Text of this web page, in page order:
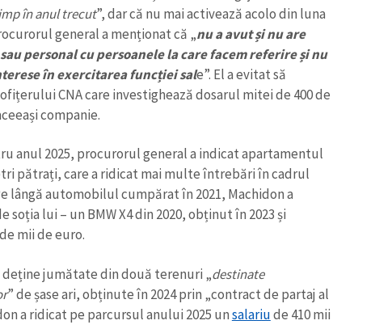
în anul trecut”, dar că nu mai activează acolo din luna
general a menționat că „nu a avut și nu are
personal cu persoanele la care facem referire și nu
în exercitarea funcției sale”. El a evitat să
CNA care investighează dosarul mitei de 400 de
companie.
anul 2025, procurorul general a indicat apartamentul
pătrați, care a ridicat mai multe întrebări în cadrul
lângă automobilul cumpărat în 2021, Machidon a
lui – un BMW X4 din 2020, obținut în 2023 și
mii de euro.
jumătate din două terenuri „destinate
” de șase ari, obținute în 2024 prin „contract de partaj al
a ridicat pe parcursul anului 2025 unsalariude 410 mii